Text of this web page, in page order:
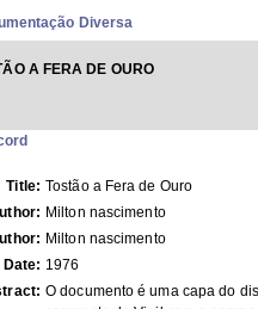
Diversa
A FERA DE OURO
Title: Tostão a Fera de Ouro
Milton nascimento
Milton nascimento
Date: 1976
O documento é uma capa do